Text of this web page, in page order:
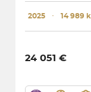
2025 ･ 14 989
24 051 €